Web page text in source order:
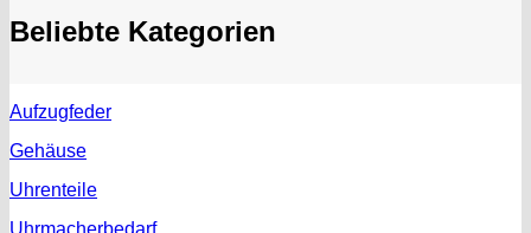
Beliebte Kategorien
Aufzugfeder
Gehäuse
Uhrenteile